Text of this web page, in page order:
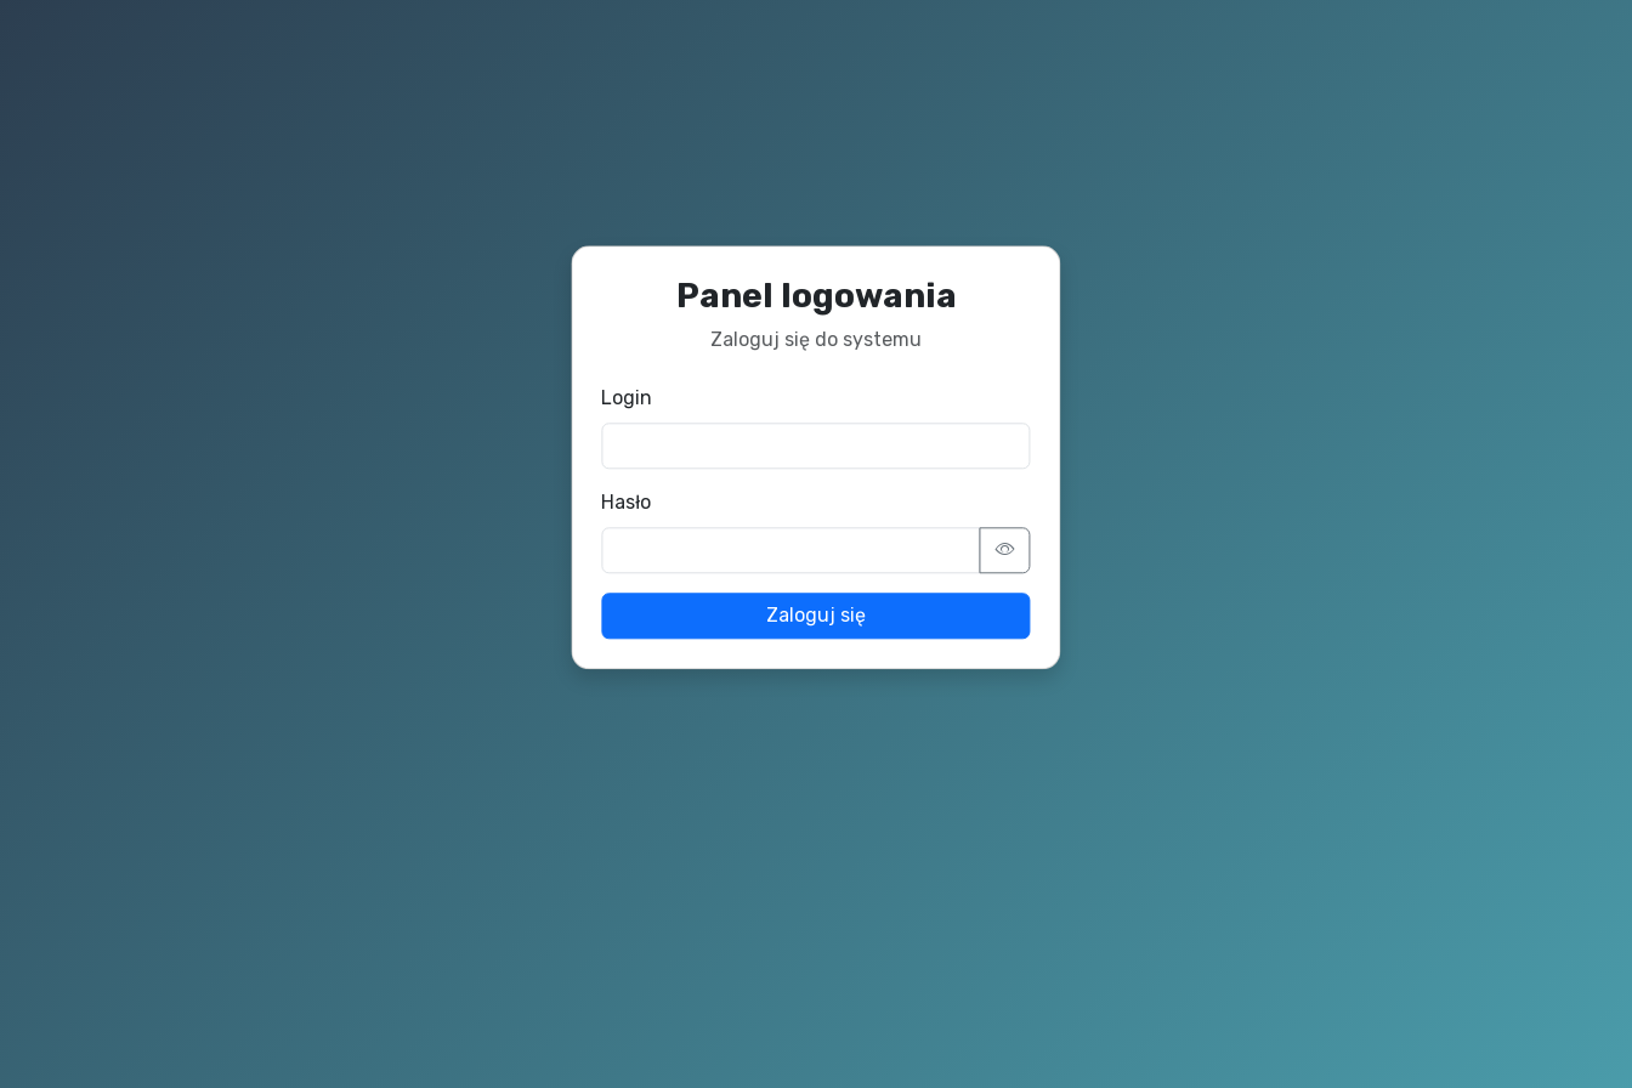
Panel logowania
Zaloguj się do systemu
Login
Hasło
Zaloguj się